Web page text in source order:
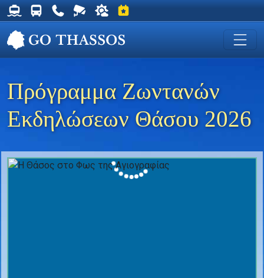
Δρομολόγια Φέρυ για Θάσο
Δρομολόγια Λεωφορείων Θάσου
Χρήσιμα Τηλέφωνα
Ζωντανή Κάμερα στη Χρυσή Ακτή
Ο καιρός στη Θάσο
Εκδηλώσεις στη Θάσο
Πρόγραμμα Ζωντανών
Εκδηλώσεων Θάσου 2026